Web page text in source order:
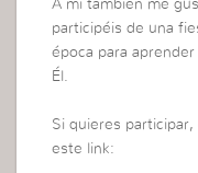
A mi también me
participéis de una
época para
Él.
Si quieres
este link: